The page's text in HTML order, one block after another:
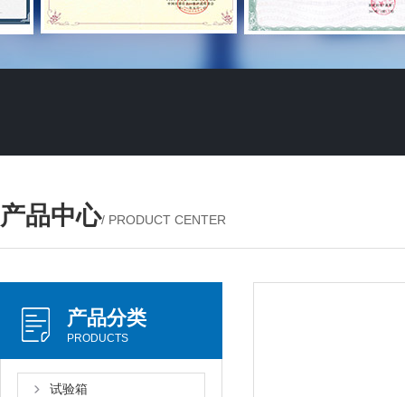
产品中心/ PRODUCT CENTER
产品分类
PRODUCTS
试验箱